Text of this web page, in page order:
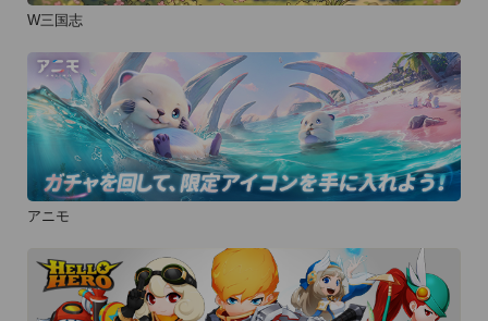
W三国志
アニモ